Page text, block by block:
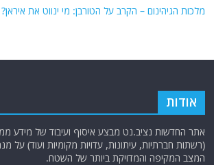
מלכות הגיהינום – הקרב על הטורבן: מי ינווט את איראן?
אודות
אתר החדשות נציב.נט מבצע איסוף ועיבוד של מידע
(רשתות חברתיות, עיתונות, עדויות מקומיות ועוד) על
המצב המקיפה והמדויקת ביותר של השטח.